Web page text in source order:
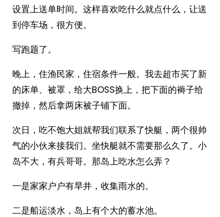
设置上送单时间。这样喜欢吃什么就点什么，让送
到停车场，很方便。
写跑题了。
晚上，住渔民家，住宿条件一般。我去超市买了新
的床单、被罩，给大BOSS换上，把下面的褥子给
撤掉，然后拿两床被子铺下面。
次日，吃不饱大姐就帮我们联系了快艇，两个很帅
气的小伙来接我们。坐快艇就不需要那么久了。小
岛不大，有兵哥哥。那岛上吃水怎么弄？
一是家家户户有旱井，收集雨水的。
二是船运淡水，岛上有个大的蓄水池。